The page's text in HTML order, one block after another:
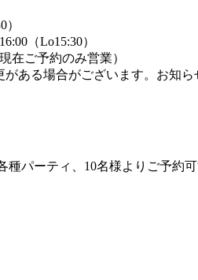
（Lo15:30）
在ご予約のみ営業）
ある場合がございます。お知ら
種パーティ、10名様よりご予約